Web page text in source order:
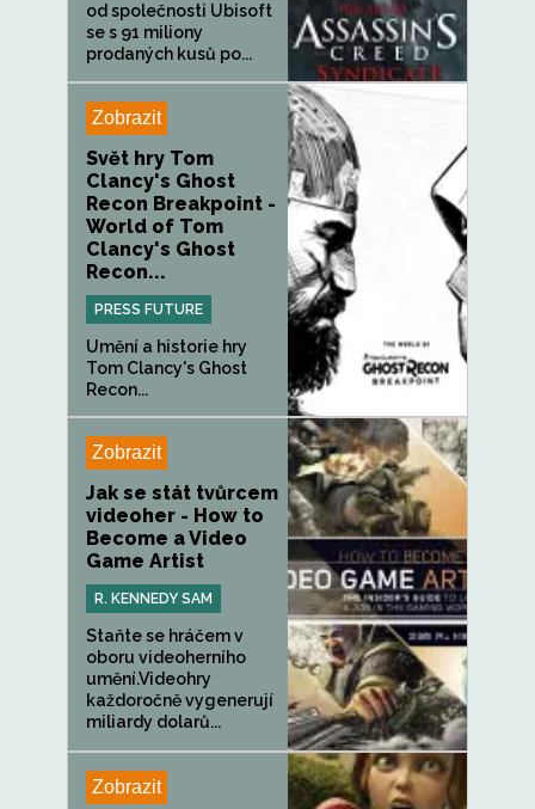
od společnosti Ubisoft
se s 91 miliony
prodaných kusů po...
Zobrazit
Svět hry Tom
Clancy's Ghost
Recon Breakpoint -
World of Tom
Clancy's Ghost
Recon...
PRESS FUTURE
Umění a historie hry
Tom Clancy's Ghost
Recon...
Zobrazit
Jak se stát tvůrcem
videoher - How to
Become a Video
Game Artist
R. KENNEDY SAM
Staňte se hráčem v
oboru videoherního
umění.Videohry
každoročně vygenerují
miliardy dolarů...
Zobrazit